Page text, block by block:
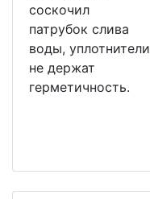
соскочил
патрубок слива
воды, уплотнители
не держат
герметичность.